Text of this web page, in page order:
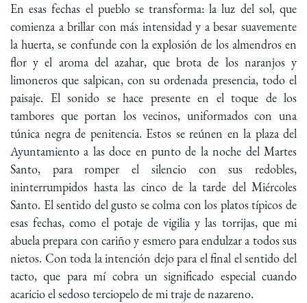
En esas fechas el pueblo se transforma: la luz del sol, que
comienza a brillar con más intensidad y a besar suavemente
la huerta, se confunde con la explosión de los almendros en
flor y el aroma del azahar, que brota de los naranjos y
limoneros que salpican, con su ordenada presencia, todo el
paisaje. El sonido se hace presente en el toque de los
tambores que portan los vecinos, uniformados con una
túnica negra de penitencia. Estos se reúnen en la plaza del
Ayuntamiento a las doce en punto de la noche del Martes
Santo, para romper el silencio con sus redobles,
ininterrumpidos hasta las cinco de la tarde del Miércoles
Santo. El sentido del gusto se colma con los platos típicos de
esas fechas, como el potaje de vigilia y las torrijas, que mi
abuela prepara con cariño y esmero para endulzar a todos sus
nietos. Con toda la intención dejo para el final el sentido del
tacto, que para mí cobra un significado especial cuando
acaricio el sedoso terciopelo de mi traje de nazareno.